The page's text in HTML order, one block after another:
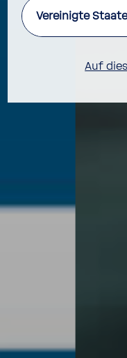
Vereinigte
Auf